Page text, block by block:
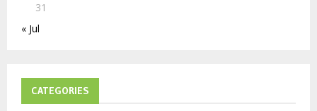
31
« Jul
CATEGORIES